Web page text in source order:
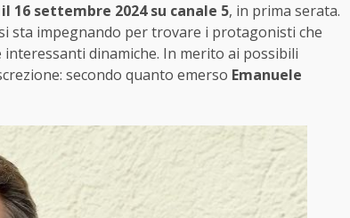
16 settembre 2024 su canale 5, in prima serata.
sta impegnando per trovare i protagonisti che
dinamiche. In merito ai possibili
secondo quanto emerso Emanuele